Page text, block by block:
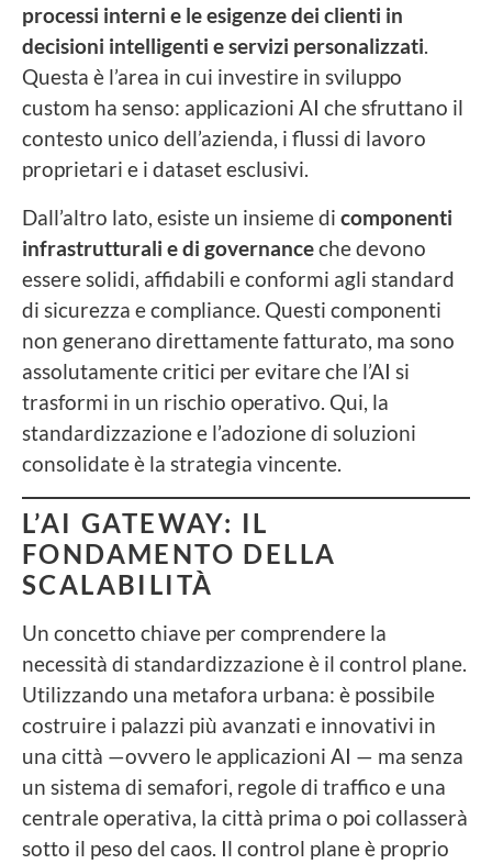
processi interni e le esigenze dei clienti in
decisioni intelligenti e servizi personalizzati.
Questa è l’area in cui investire in sviluppo
custom ha senso: applicazioni AI che sfruttano il
contesto unico dell’azienda, i flussi di lavoro
proprietari e i dataset esclusivi.
Dall’altro lato, esiste un insieme di componenti
infrastrutturali e di governanceche devono
essere solidi, affidabili e conformi agli standard
di sicurezza e compliance. Questi componenti
non generano direttamente fatturato, ma sono
assolutamente critici per evitare che l’AI si
trasformi in un rischio operativo. Qui, la
standardizzazione e l’adozione di soluzioni
consolidate è la strategia vincente.
L’AI GATEWAY: IL
FONDAMENTO DELLA
SCALABILITÀ
Un concetto chiave per comprendere la
necessità di standardizzazione è il control plane.
Utilizzando una metafora urbana: è possibile
costruire i palazzi più avanzati e innovativi in
una città —ovvero le applicazioni AI — ma senza
un sistema di semafori, regole di traffico e una
centrale operativa, la città prima o poi collasserà
sotto il peso del caos. Il control plane è proprio